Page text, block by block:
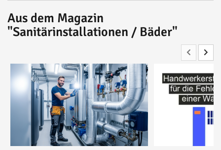
Aus dem Magazin
"Sanitärinstallationen / Bäder"